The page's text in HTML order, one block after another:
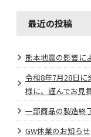
最近の投稿
熊本地震の影響に
令和8年7月28日
様に、謹んでお見
一部商品の製造終
GW休業のお知らせ